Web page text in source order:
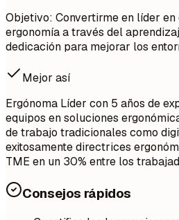
Objetivo: Convertirme en líder
ergonomía a través del
dedicación para mejorar los
Mejor así
Ergónoma Líder con 5 años de
equipos en soluciones
de trabajo tradicionales como
exitosamente directrices
TME en un 30% entre los
Consejos rápidos